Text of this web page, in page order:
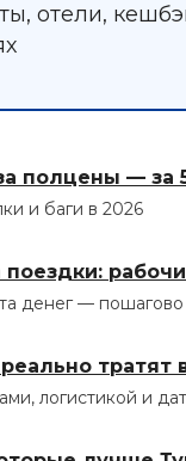
отели,
полцены — за
и баги в 2026
поездки:
денег — пошагово
тратят
логистикой и